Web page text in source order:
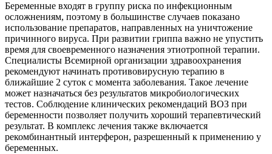
Беременные входят в группу риска по инфекционным
осложнениям, поэтому в большинстве случаев показано
использование препаратов, направленных на уничтожение
причинного вируса. При развитии гриппа важно не упустить
время для своевременного назначения этиотропной терапии.
Специалисты Всемирной организации здравоохранения
рекомендуют начинать противовирусную терапию в
ближайшие 2 суток с момента заболевания. Такое лечение
может назначаться без результатов микробиологических
тестов. Соблюдение клинических рекомендаций ВОЗ при
беременности позволяет получить хороший терапевтический
результат. В комплекс лечения также включается
рекомбинантный интерферон, разрешенный к применению у
беременных.